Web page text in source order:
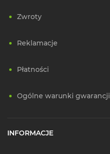
Zwroty
Reklamacje
Płatności
Ogólne warunki gwarancji
INFORMACJE